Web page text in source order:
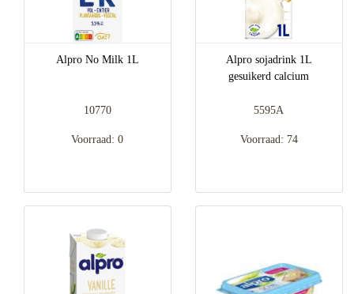
Alpro No Milk 1L
10770
Voorraad: 0
Alpro sojadrink 1L
gesuikerd calcium
5595A
Voorraad: 74